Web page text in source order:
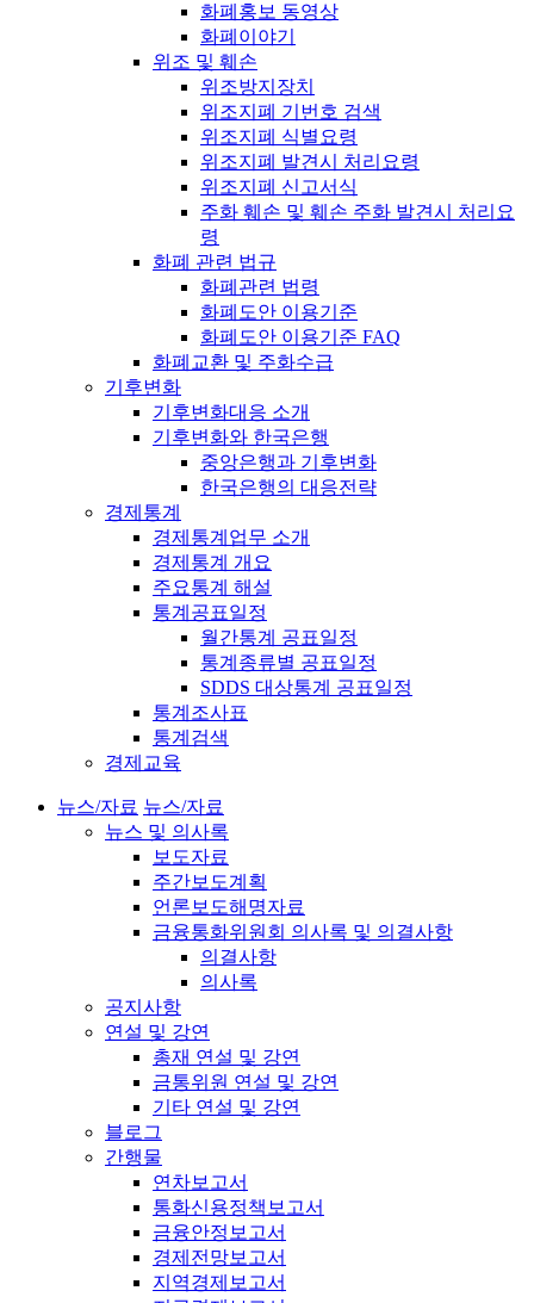
화폐홍보 동영상
화폐이야기
위조 및 훼손
위조방지장치
위조지폐 기번호 검색
위조지폐 식별요령
위조지폐 발견시 처리요령
위조지폐 신고서식
주화 훼손 및 훼손 주화 발견시 처리요
령
화폐 관련 법규
화폐관련 법령
화폐도안 이용기준
화폐도안 이용기준 FAQ
화폐교환 및 주화수급
기후변화
기후변화대응 소개
기후변화와 한국은행
중앙은행과 기후변화
한국은행의 대응전략
경제통계
경제통계업무 소개
경제통계 개요
주요통계 해설
통계공표일정
월간통계 공표일정
통계종류별 공표일정
SDDS 대상통계 공표일정
통계조사표
통계검색
경제교육
뉴스/자료 뉴스/자료
뉴스 및 의사록
보도자료
주간보도계획
언론보도해명자료
금융통화위원회 의사록 및 의결사항
의결사항
의사록
공지사항
연설 및 강연
총재 연설 및 강연
금통위원 연설 및 강연
기타 연설 및 강연
블로그
간행물
연차보고서
통화신용정책보고서
금융안정보고서
경제전망보고서
지역경제보고서